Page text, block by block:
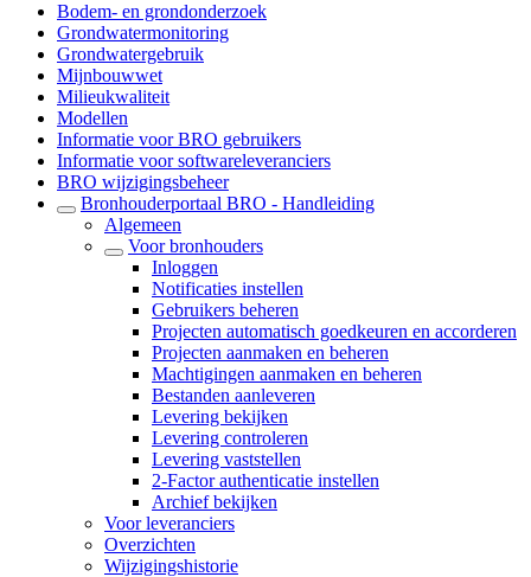
Bodem- en grondonderzoek
Grondwatermonitoring
Grondwatergebruik
Mijnbouwwet
Milieukwaliteit
Modellen
Informatie voor BRO gebruikers
Informatie voor softwareleveranciers
BRO wijzigingsbeheer
Bronhouderportaal BRO - Handleiding
Algemeen
Voor bronhouders
Inloggen
Notificaties instellen
Gebruikers beheren
Projecten automatisch goedkeuren en accorderen
Projecten aanmaken en beheren
Machtigingen aanmaken en beheren
Bestanden aanleveren
Levering bekijken
Levering controleren
Levering vaststellen
2-Factor authenticatie instellen
Archief bekijken
Voor leveranciers
Overzichten
Wijzigingshistorie